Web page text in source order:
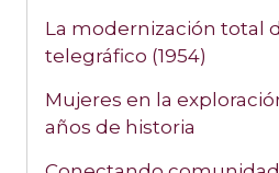
La modernización total
telegráfico (1954)
Mujeres en la
años de historia